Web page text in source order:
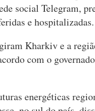
social Telegram,
e hospitalizadas.
Kharkiv e a
com o
energéticas